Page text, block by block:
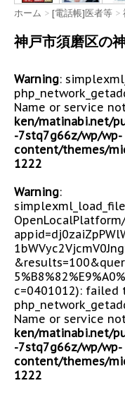
ホーム > [電話帳]医者等 >
神戸市須磨区の
Warning:
Name or service
ken/matinabi.net/
-7stq7g66z/wp/wp-
content/themes/
1222
Warning:
c=0401012): failed
Name or service
ken/matinabi.net/
-7stq7g66z/wp/wp-
content/themes/
1222